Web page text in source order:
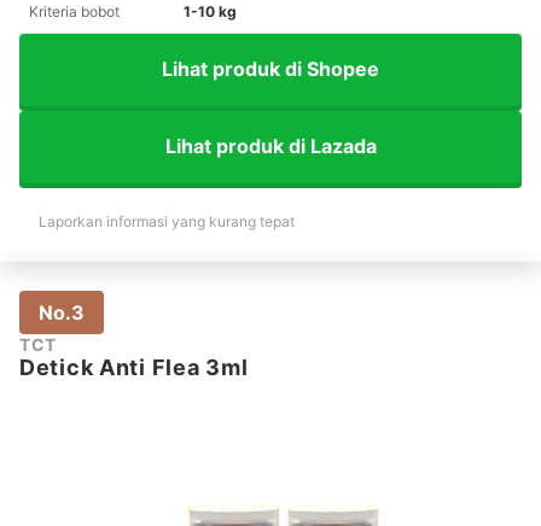
Kriteria bobot 1-10 kg
Lihat produk di Shopee
Lihat produk di Lazada
Laporkan informasi yang kurang tepat
No.3
TCT
Detick Anti Flea 3ml